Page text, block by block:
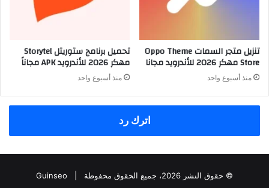
تنزيل متجر السمات Oppo Theme
Store مهكر 2026 للأندرويد مجانا
منذ أسبوع واحد
تحميل برنامج ستوريتل Storytel
مهكر 2026 للأندرويد APK مجاناً
منذ أسبوع واحد
اترك رد
© حقوق النشر 2026، جميع الحقوق محفوظة | Guinseo